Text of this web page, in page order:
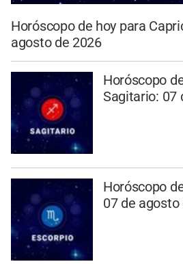
Horóscopo de hoy para
agosto de 2026
Horóscopo
Sagitario: 07
Horóscopo
07 de agosto